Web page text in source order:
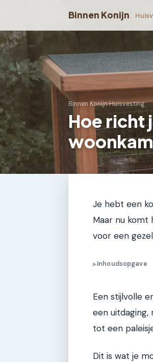
Binnen Konijn
Binnen Konijn›Huisvesting
Hoe richt
Je hebt een
Maar nu komt
voor een
▶Inhoudsopgave
Een stijlvolle
een
tot een
Dit is wat je